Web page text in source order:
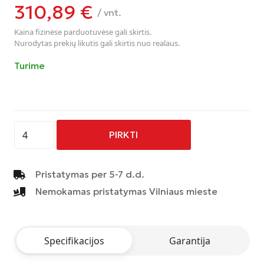
310,89 € / vnt.
Kaina fizinėse parduotuvėse gali skirtis.
Nurodytas prekių likutis gali skirtis nuo realaus.
Turime
kiekis:
-
AF18
-
POLISHED
PIRKTI
Pristatymas per 5-7 d.d.
Nemokamas pristatymas Vilniaus mieste
Specifikacijos Garantija